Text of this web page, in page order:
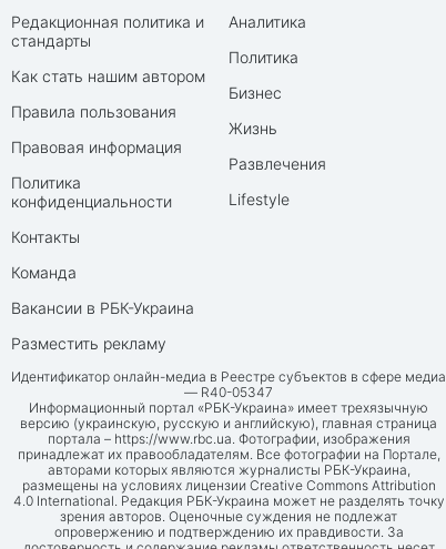
Редакционная политика и
стандарты
Как стать нашим автором
Правила пользования
Правовая информация
Политика
конфиденциальности
Контакты
Команда
Вакансии в РБК-Украина
Разместить рекламу
Аналитика
Политика
Бизнес
Жизнь
Развлечения
Lifestyle
Идентификатор онлайн-медиа в Реестре субъектов в сфере медиа
— R40-05347
Информационный портал «РБК-Украина» имеет трехязычную
версию (украинскую, русскую и английскую), главная страница
портала – https://www.rbc.ua. Фотографии, изображения
принадлежат их правообладателям. Все фотографии на Портале,
авторами которых являются журналисты РБК-Украина,
размещены на условиях лицензии Creative Commons Attribution
4.0 International. Редакция РБК-Украина может не разделять точку
зрения авторов. Оценочные суждения не подлежат
опровержению и подтверждению их правдивости. За